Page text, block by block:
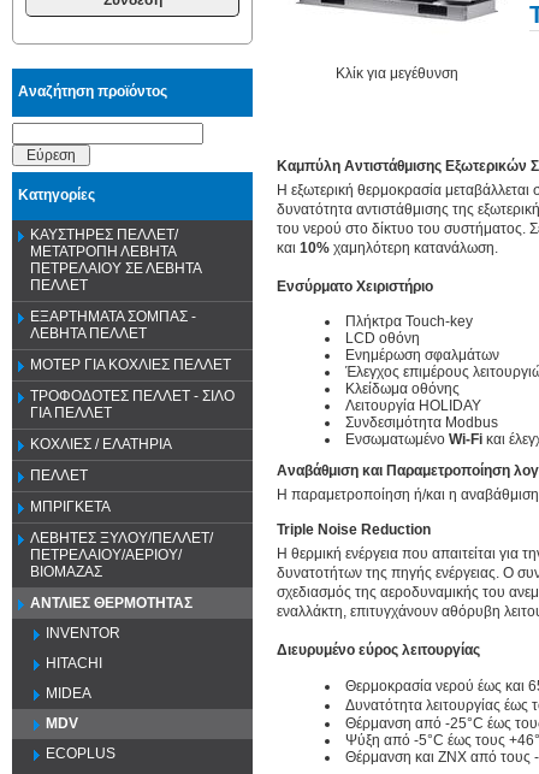
Αναζήτηση προϊόντος
Εύρεση
Κατηγορίες
ΚΑΥΣΤΗΡΕΣ ΠΕΛΛΕΤ/
ΜΕΤΑΤΡΟΠΗ ΛΕΒΗΤΑ
ΠΕΤΡΕΛΑΙΟΥ ΣΕ ΛΕΒΗΤΑ
ΠΕΛΛΕΤ
ΕΞΑΡΤΗΜΑΤΑ ΣΟΜΠΑΣ -
ΛΕΒΗΤΑ ΠΕΛΛΕΤ
ΜΟΤΕΡ ΓΙΑ ΚΟΧΛΙΕΣ ΠΕΛΛΕΤ
ΤΡΟΦΟΔΟΤΕΣ ΠΕΛΛΕΤ - ΣΙΛΟ
ΓΙΑ ΠΕΛΛΕΤ
ΚΟΧΛΙΕΣ / ΕΛΑΤΗΡΙΑ
ΠΕΛΛΕΤ
ΜΠΡΙΓΚΕΤΑ
ΛΕΒΗΤΕΣ ΞΥΛΟΥ/ΠΕΛΛΕΤ/
ΠΕΤΡΕΛΑΙΟΥ/ΑΕΡΙΟΥ/
ΒΙΟΜΑΖΑΣ
ΑΝΤΛΙΕΣ ΘΕΡΜΟΤΗΤΑΣ
INVENTOR
HITACHI
MIDEA
MDV
ECOPLUS
Κλίκ για μεγέθυνση
Καμπύλη Αντιστάθμισης Εξωτερικών
Η εξωτερική θερμοκρασία
δυνατότητα αντιστάθμισης της
του νερού στο δίκτυο του συστήματος.
και 10% χαμηλότερη κατανάλωση.
Ενσύρματο Χειριστήριο
Πλήκτρα Touch-key
LCD οθόνη
Ενημέρωση σφαλμάτων
Έλεγχος επιμέρους
Κλείδωμα οθόνης
Λειτουργία HOLIDAY
Συνδεσιμότητα Modbus
Ενσωματωμένο Wi-Fi και
Αναβάθμιση και Παραμετροποίηση
Η παραμετροποίηση ή/και η
Triple Noise Reduction
Η θερμική ενέργεια που απαιτείται
δυνατοτήτων της πηγής ενέργειας. Ο
σχεδιασμός της αεροδυναμικής του
εναλλάκτη, επιτυγχάνουν αθόρυβη
Διευρυμένο εύρος λειτουργίας
Θερμοκρασία νερού έως και
Δυνατότητα λειτουργίας
Θέρμανση από -25°C έως
Ψύξη από -5°C έως τους
Θέρμανση και ΖΝΧ από τους -